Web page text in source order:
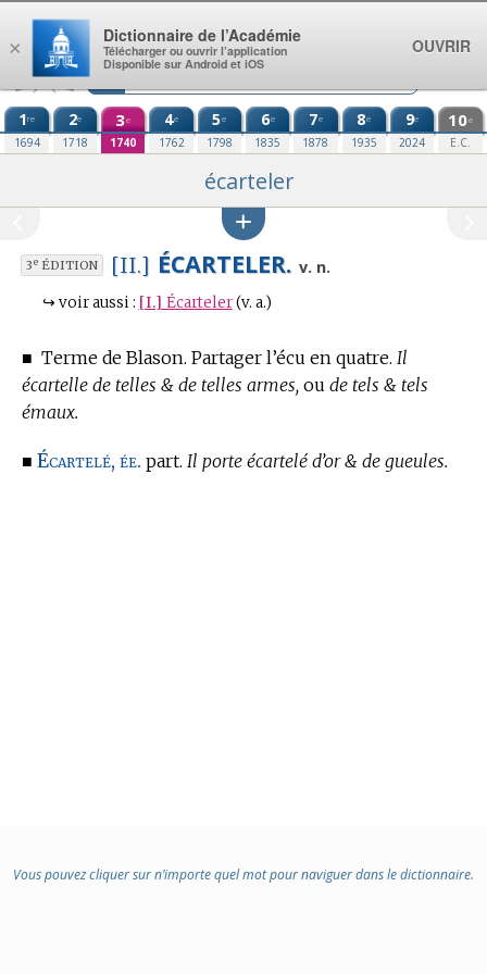
Aller au contenu
1re
1694
2e
1718
3e
1740
4e
1762
5e
1798
6e
1835
7e
1878
8e
1935
9e
2024
10e
E.C.
écarteler
3eÉDITION [II.] ÉCARTELER. v. n.
↪ voir aussi : [I.] Écarteler (v. a.)
■ Terme de Blason. Partager l’écu en quatre. Il
écartelle de telles & de telles armes, ou de tels & tels
émaux.
■ Écartelé, ée. part. Il porte écartelé d’or & de gueules.
Vous pouvez cliquer sur n’importe quel mot pour naviguer dans le dictionnaire.
×
Dictionnaire de l’Académie
Télécharger ou ouvrir l’application
Disponible sur Android et iOS
OUVRIR